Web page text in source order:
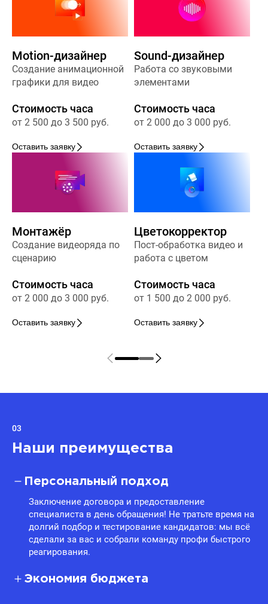
Motion-дизайнер
Создание анимационной
графики для видео
Стоимость часа
от 2 500 до 3 500 руб.
Оставить заявку
Sound-дизайнер
Работа со звуковыми
элементами
Стоимость часа
от 2 000 до 3 000 руб.
Оставить заявку
Монтажёр
Создание видеоряда по
сценарию
Стоимость часа
от 2 000 до 3 000 руб.
Оставить заявку
Цветокорректор
Пост-обработка видео и
работа с цветом
Стоимость часа
от 1 500 до 2 000 руб.
Оставить заявку
03
Наши преимущества
Персональный подход
Заключение договора и предоставление
специалиста в день обращения! Не тратьте время на
долгий подбор и тестирование кандидатов: мы всё
сделали за вас и собрали команду профи быстрого
реагирования.
Экономия бюджета